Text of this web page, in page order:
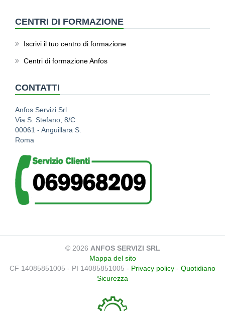
CENTRI DI FORMAZIONE
Iscrivi il tuo centro di formazione
Centri di formazione Anfos
CONTATTI
Anfos Servizi Srl
Via S. Stefano, 8/C
00061 - Anguillara S.
Roma
© 2026 ANFOS SERVIZI SRL
Mappa del sito
CF 14085851005 - PI 14085851005 - Privacy policy - Quotidiano
Sicurezza